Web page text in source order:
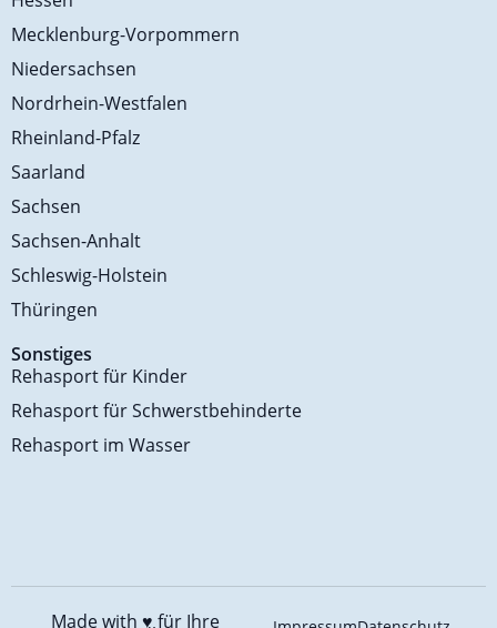
Mecklenburg-Vorpommern
Niedersachsen
Nordrhein-Westfalen
Rheinland-Pfalz
Saarland
Sachsen
Sachsen-Anhalt
Schleswig-Holstein
Thüringen
Sonstiges
Rehasport für Kinder
Rehasport für Schwerstbehinderte
Rehasport im Wasser
Made with ♥️für Ihre